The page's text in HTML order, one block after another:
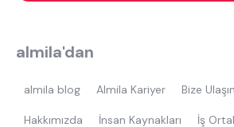
almila'dan
almila blog Almila Kariyer Bize Ulaşın
Hakkımızda İnsan Kaynakları İş